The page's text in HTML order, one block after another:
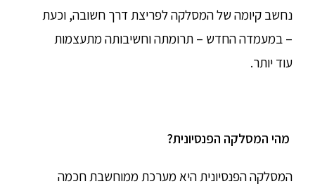
נחשב קיומה של המסלקה לפריצת דרך חשובה, וכעת
– במעמדה החדש – תרומתה וחשיבותה מתעצמות
עוד יותר.
מהי המסלקה הפנסיונית?
המסלקה הפנסיונית היא מערכת ממוחשבת חכמה